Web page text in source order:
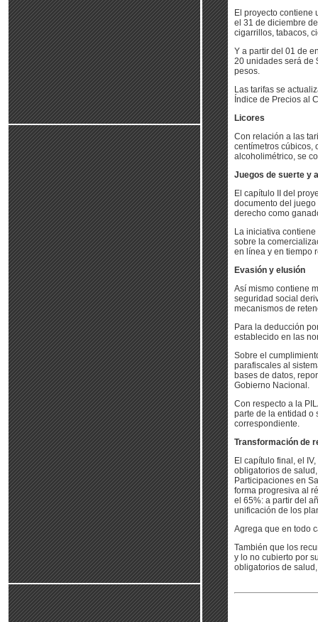
El proyecto contiene
el 31 de diciembre
cigarrillos, tabacos,
Y a partir del 01 de
20 unidades será de
pesos.
Las tarifas se
Índice de Precios al
Licores
Con relación a las
centímetros cúbicos,
alcoholimétrico, se
Juegos de suerte y
El capítulo II del
documento del
derecho como
La iniciativa
sobre la
en línea y en tiempo
Evasión y elusión
Así mismo contiene
seguridad social
mecanismos de
Para la deducción
establecido en las
Sobre el
parafiscales al
bases de datos,
Gobierno Nacional.
Con respecto a la
parte de la entidad o
correspondiente.
Transformación de
El capítulo final, el
obligatorios de
Participaciones en
forma progresiva al
el 65%: a partir del
unificación de los
Agrega que en todo
También que los
y lo no cubierto por
obligatorios de